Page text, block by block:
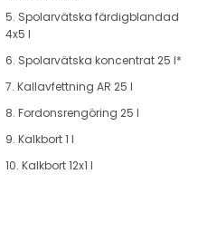
5. Spolarvätska färdigblandad
4x5 l
6. Spolarvätska koncentrat 25 l*
7. Kallavfettning AR 25 l
8. Fordonsrengöring 25 l
9. Kalkbort 1 l
10. Kalkbort 12x1 l